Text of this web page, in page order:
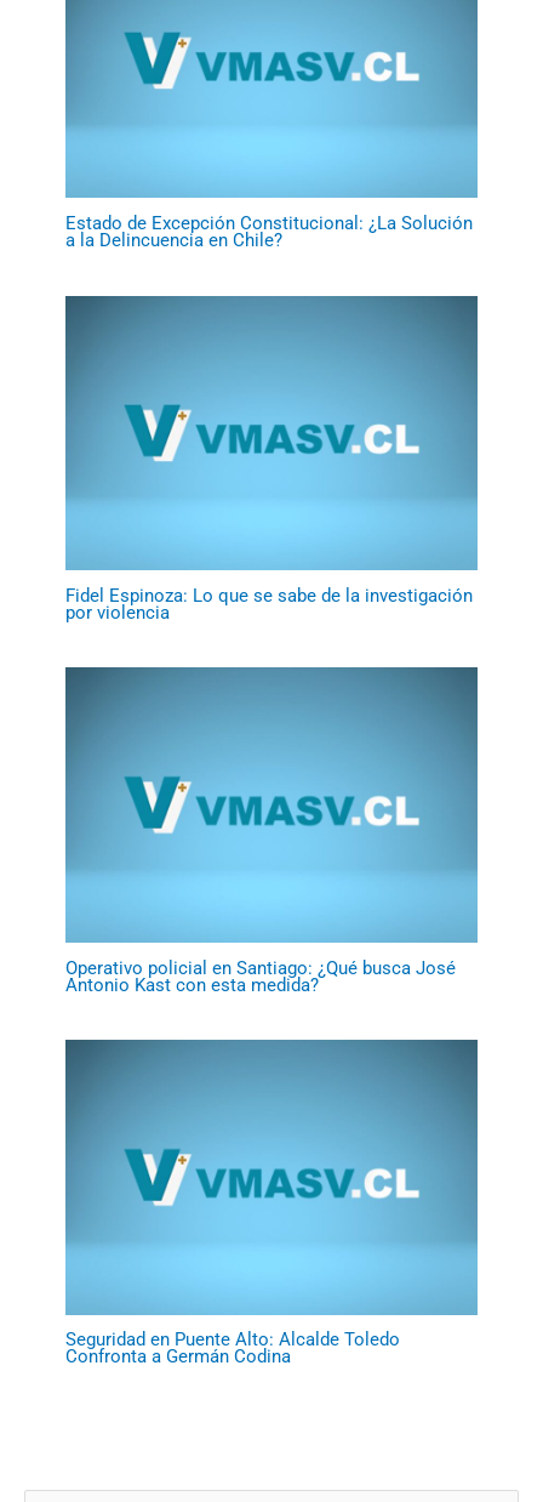
Estado de Excepción Constitucional: ¿La Solución
a la Delincuencia en Chile?
Fidel Espinoza: Lo que se sabe de la investigación
por violencia
Operativo policial en Santiago: ¿Qué busca José
Antonio Kast con esta medida?
Seguridad en Puente Alto: Alcalde Toledo
Confronta a Germán Codina